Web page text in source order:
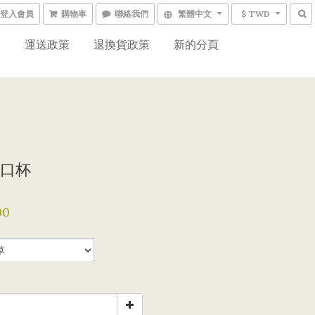
登入會員 購物車 聯絡我們 繁體中文 $ TWD
運送政策 退換貨政策 新的分頁
杯